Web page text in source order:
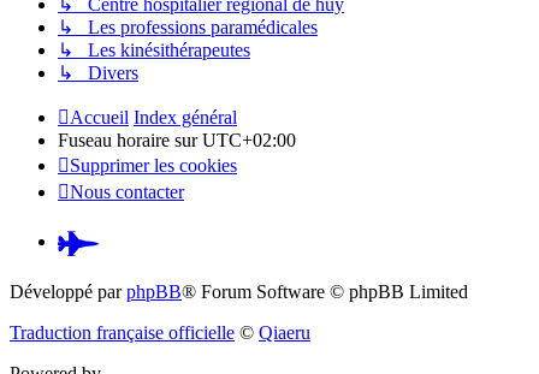
↳ Centre hospitalier régional de huy
↳ Les professions paramédicales
↳ Les kinésithérapeutes
↳ Divers
Accueil Index général
Fuseau horaire surUTC+02:00
Supprimer les cookies
Nous contacter
Pardus.at
(S’ouvre
Développé parphpBB® Forum Software © phpBB Limited
Traduction française officielle © Qiaeru